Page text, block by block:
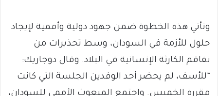
وتأتي هذه الخطوة ضمن جهود دولية وأممية لإيجاد
حلول للأزمة في السودان، وسط تحذيرات من
تفاقم الكارثة الإنسانية في البلاد. وقال دوجاريك:
“للأسف، لم يحضر أحد الوفدين الجلسة التي كانت
مقررة الخميس. واجتمع المبعوث الأممي للسودان،